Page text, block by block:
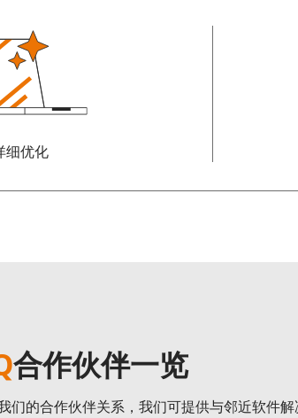
细优化
合作伙伴一览
的合作伙伴关系，我们可提供与邻近软件解